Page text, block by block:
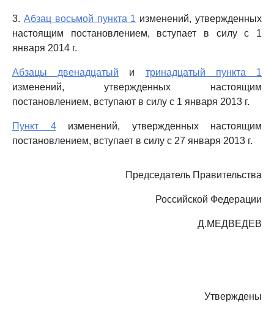
3. Абзац восьмой пункта 1 изменений, утвержденных
настоящим постановлением, вступает в силу с 1
января 2014 г.
Абзацы двенадцатый и тринадцатый пункта 1
изменений, утвержденных настоящим
постановлением, вступают в силу с 1 января 2013 г.
Пункт 4изменений, утвержденных настоящим
постановлением, вступает в силу с 27 января 2013 г.
Председатель Правительства
Российской Федерации
Д.МЕДВЕДЕВ
Утверждены